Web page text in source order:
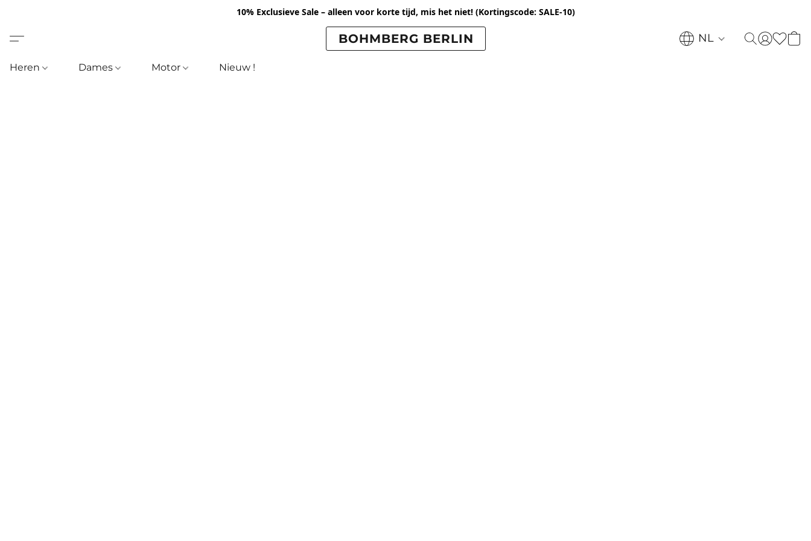
10% Exclusieve Sale – alleen voor korte tijd, mis het niet! (Kortingscode: SALE-10)
BOHMBERG BERLIN NL
Heren Dames Motor Nieuw !